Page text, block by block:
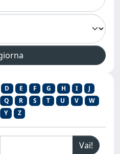
D E F G H I
J
Q R S T U V
W
Y Z